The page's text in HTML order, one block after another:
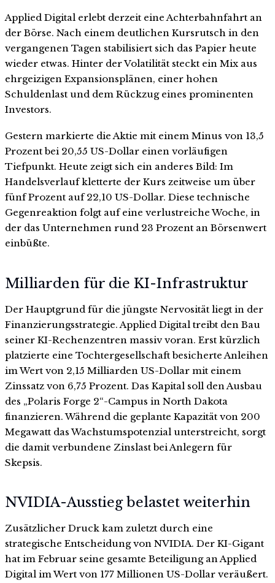
Applied Digital erlebt derzeit eine Achterbahnfahrt an
der Börse. Nach einem deutlichen Kursrutsch in den
vergangenen Tagen stabilisiert sich das Papier heute
wieder etwas. Hinter der Volatilität steckt ein Mix aus
ehrgeizigen Expansionsplänen, einer hohen
Schuldenlast und dem Rückzug eines prominenten
Investors.
Gestern markierte die Aktie mit einem Minus von 13,5
Prozent bei 20,55 US-Dollar einen vorläufigen
Tiefpunkt. Heute zeigt sich ein anderes Bild: Im
Handelsverlauf kletterte der Kurs zeitweise um über
fünf Prozent auf 22,10 US-Dollar. Diese technische
Gegenreaktion folgt auf eine verlustreiche Woche, in
der das Unternehmen rund 23 Prozent an Börsenwert
einbüßte.
Milliarden für die KI-Infrastruktur
Der Hauptgrund für die jüngste Nervosität liegt in der
Finanzierungsstrategie. Applied Digital treibt den Bau
seiner KI-Rechenzentren massiv voran. Erst kürzlich
platzierte eine Tochtergesellschaft besicherte Anleihen
im Wert von 2,15 Milliarden US-Dollar mit einem
Zinssatz von 6,75 Prozent. Das Kapital soll den Ausbau
des „Polaris Forge 2“-Campus in North Dakota
finanzieren. Während die geplante Kapazität von 200
Megawatt das Wachstumspotenzial unterstreicht, sorgt
die damit verbundene Zinslast bei Anlegern für
Skepsis.
NVIDIA-Ausstieg belastet weiterhin
Zusätzlicher Druck kam zuletzt durch eine
strategische Entscheidung von NVIDIA. Der KI-Gigant
hat im Februar seine gesamte Beteiligung an Applied
Digital im Wert von 177 Millionen US-Dollar veräußert.